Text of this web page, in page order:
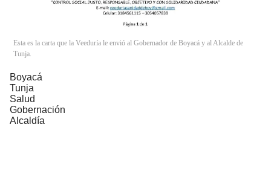
Esta es la carta que la Veeduría le envió al Gobernador de Boyacá y al Alcalde de
Tunja.
Boyacá
Tunja
Salud
Gobernación
Alcaldía